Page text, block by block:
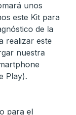
unos
este Kit para
de la
realizar este
nuestra
Play).
para el